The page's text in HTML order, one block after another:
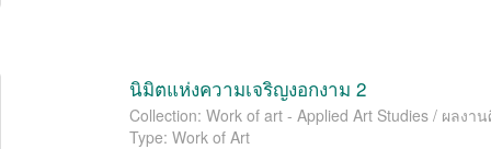
นิมิตแห่งความเจริญงอกงาม 2
Collection: Work of art - Applied Art Studies / ผลง
Type: Work of Art